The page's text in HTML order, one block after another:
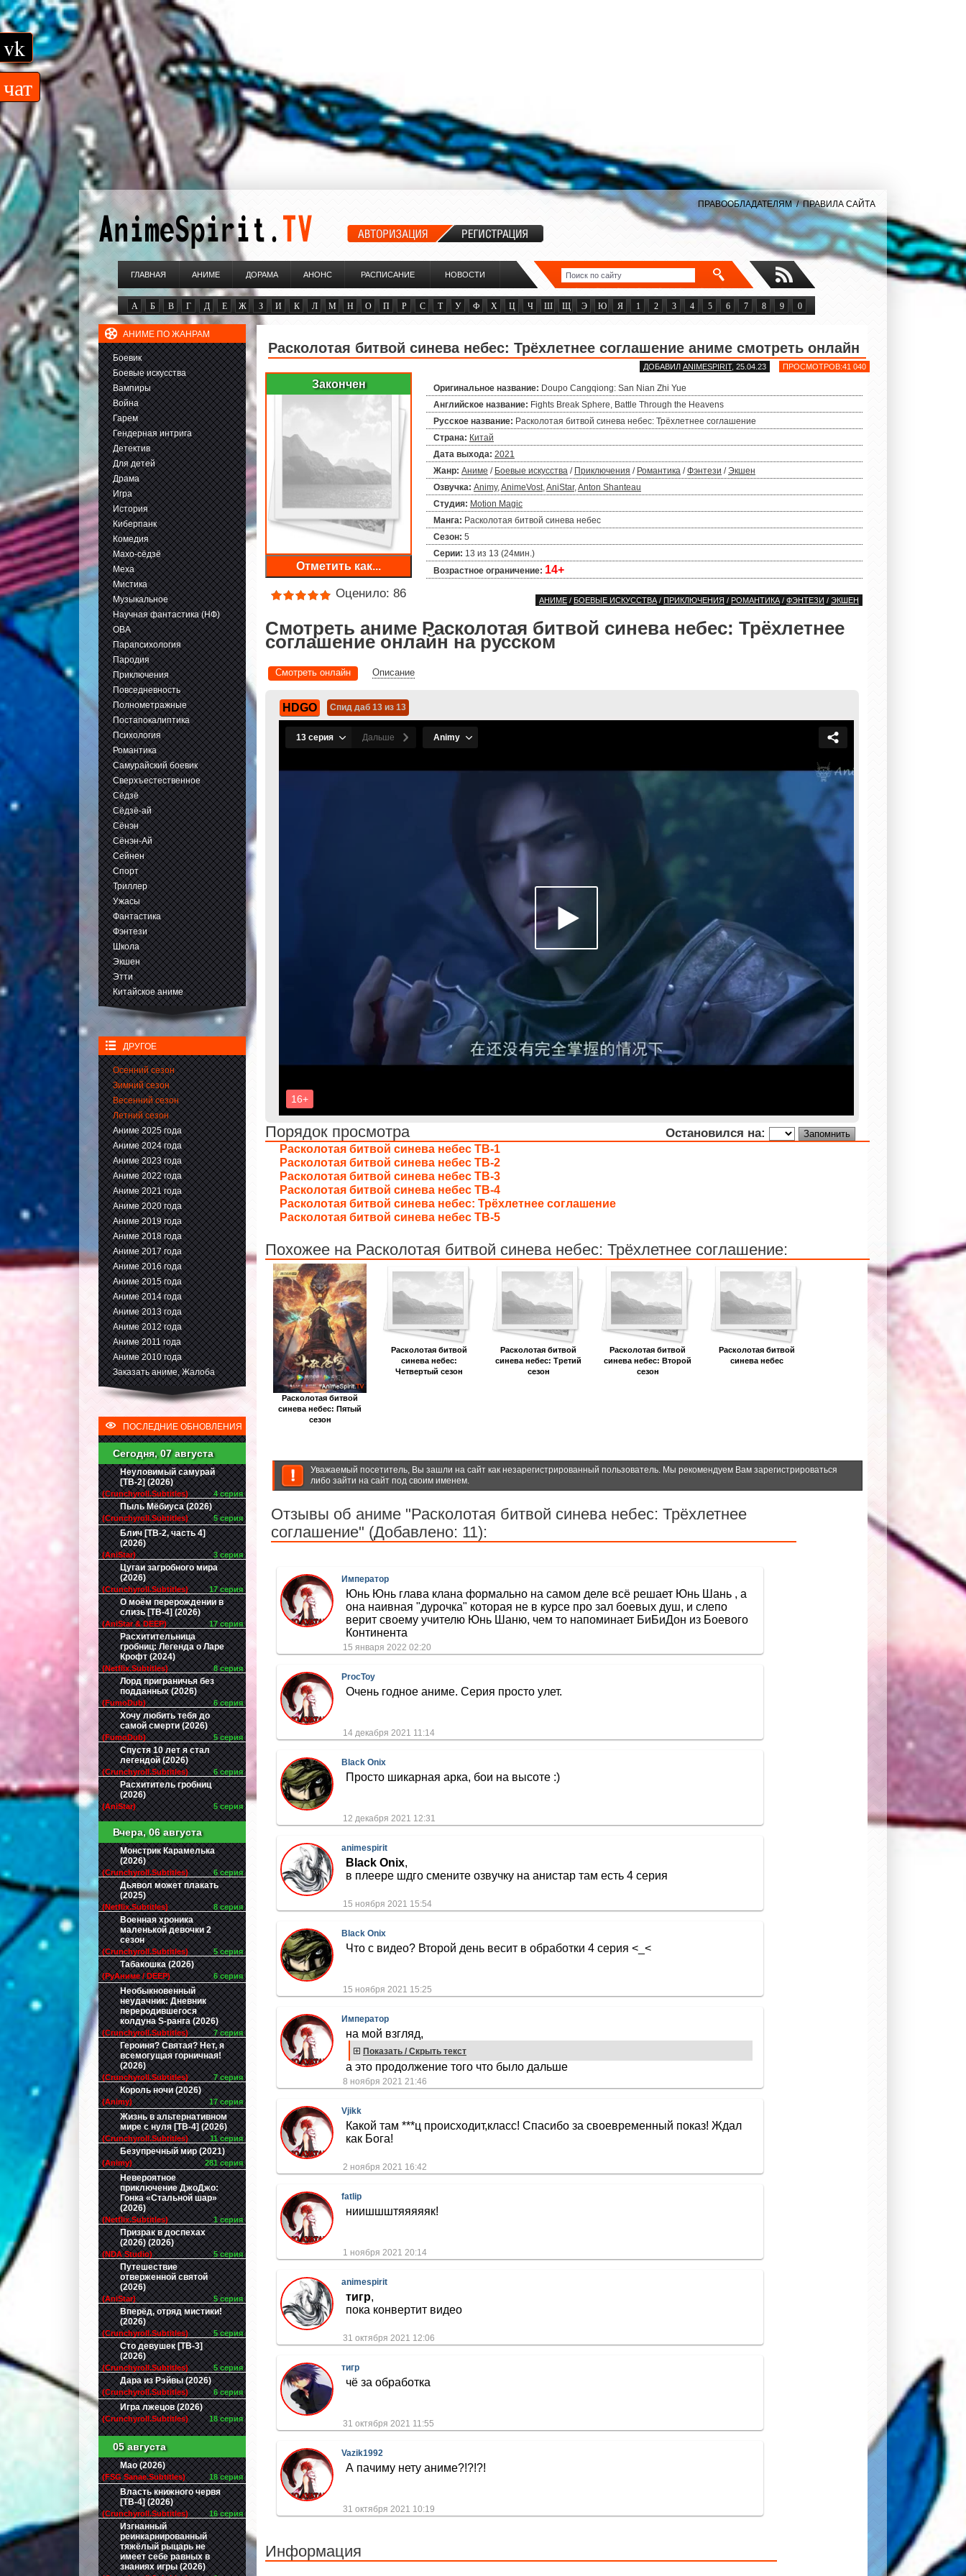
ПРАВООБЛАДАТЕЛЯМ/ПРАВИЛА САЙТА
ГЛАВНАЯ АНИМЕ ДОРАМА АНОНС РАСПИСАНИЕ НОВОСТИ
А Б В Г Д Е Ж З И К Л М Н О П Р С Т У Ф Х Ц Ч Ш Щ Э Ю Я 1 2 3 4 5 6 7 8 9 0
АНИМЕ ПО ЖАНРАМ
Боевик
Боевые искусства
Вампиры
Война
Гарем
Гендерная интрига
Детектив
Для детей
Драма
Игра
История
Киберпанк
Комедия
Махо-сёдзё
Меха
Мистика
Музыкальное
Научная фантастика (НФ)
ОВА
Парапсихология
Пародия
Приключения
Повседневность
Полнометражные
Постапокалиптика
Психология
Романтика
Самурайский боевик
Сверхъестественное
Сёдзё
Сёдзё-ай
Сёнэн
Сёнэн-Ай
Сейнен
Спорт
Триллер
Ужасы
Фантастика
Фэнтези
Школа
Экшен
Этти
Китайское аниме
ДРУГОЕ
Осенний сезон
Зимний сезон
Весенний сезон
Летний сезон
Аниме 2025 года
Аниме 2024 года
Аниме 2023 года
Аниме 2022 года
Аниме 2021 года
Аниме 2020 года
Аниме 2019 года
Аниме 2018 года
Аниме 2017 года
Аниме 2016 года
Аниме 2015 года
Аниме 2014 года
Аниме 2013 года
Аниме 2012 года
Аниме 2011 года
Аниме 2010 года
Заказать аниме, Жалоба
ПОСЛЕДНИЕ ОБНОВЛЕНИЯ
Сегодня, 07 августа
Неуловимый самурай
[ТВ-2] (2026)
(Crunchyroll.Subtitles) 4 серия
Пыль Мёбиуса (2026)
(Crunchyroll.Subtitles) 5 серия
Блич [ТВ-2, часть 4]
(2026)
(AniStar) 3 серия
Цугаи загробного мира
(2026)
(Crunchyroll.Subtitles) 17 серия
О моём перерождении в
слизь [ТВ-4] (2026)
(AniStar & DEEP) 17 серия
Расхитительница
гробниц: Легенда о Ларе
Крофт (2024)
(Netflix.Subtitles) 8 серия
Лорд приграничья без
подданных (2026)
(FumoDub) 6 серия
Хочу любить тебя до
самой смерти (2026)
(FumoDub) 5 серия
Спустя 10 лет я стал
легендой (2026)
(Crunchyroll.Subtitles) 6 серия
Расхититель гробниц
(2026)
(AniStar) 5 серия
Вчера, 06 августа
Монстрик Карамелька
(2026)
(Crunchyroll.Subtitles) 6 серия
Дьявол может плакать
(2025)
(Netflix.Subtitles) 8 серия
Военная хроника
маленькой девочки 2
сезон
(Crunchyroll.Subtitles) 5 серия
Табакошка (2026)
(РуАниме / DEEP) 6 серия
Необыкновенный
неудачник: Дневник
переродившегося
колдуна S-ранга (2026)
(Crunchyroll.Subtitles) 7 серия
Героиня? Святая? Нет, я
всемогущая горничная!
(2026)
(Crunchyroll.Subtitles) 7 серия
Король ночи (2026)
(Animy) 17 серия
Жизнь в альтернативном
мире с нуля [ТВ-4] (2026)
(Crunchyroll.Subtitles) 11 серия
Безупречный мир (2021)
(Animy) 281 серия
Невероятное
приключение ДжоДжо:
Гонка «Стальной шар»
(2026)
(Netflix.Subtitles) 1 серия
Призрак в доспехах
(2026) (2026)
(NDA Studio) 5 серия
Путешествие
отверженной святой
(2026)
(AniStar) 5 серия
Вперёд, отряд мистики!
(2026)
(Crunchyroll.Subtitles) 5 серия
Сто девушек [ТВ-3]
(2026)
(Crunchyroll.Subtitles) 5 серия
Дара из Рэйвы (2026)
(Crunchyroll.Subtitles) 6 серия
Игра лжецов (2026)
(Crunchyroll.Subtitles) 18 серия
05 августа
Мао (2026)
(FSG Sanae.Subtitles) 18 серия
Власть книжного червя
[ТВ-4] (2026)
(Crunchyroll.Subtitles) 16 серия
Изгнанный
реинкарнированный
тяжёлый рыцарь не
имеет себе равных в
знаниях игры (2026)
Расколотая битвой синева небес: Трёхлетнее соглашение аниме смотреть онлайн
ДОБАВИЛ ANIMESPIRIT, 25.04.23 ПРОСМОТРОВ:41 040
Оригинальное название: Doupo Cangqiong: San Nian Zhi Yue
Английское название: Fights Break Sphere, Battle Through the Heavens
Русское название: Расколотая битвой синева небес: Трёхлетнее соглашение
Страна: Китай
Дата выхода: 2021
Жанр: Аниме / Боевые искусства / Приключения / Романтика /Фэнтези /Экшен
Озвучка: Animy,AnimeVost,AniStar,Anton Shanteau
Студия: Motion Magic
Манга: Расколотая битвой синева небес
Сезон: 5
Серии: 13 из 13 (24мин.)
Возрастное ограничение: 14+
АНИМЕ / БОЕВЫЕ ИСКУССТВА / ПРИКЛЮЧЕНИЯ / РОМАНТИКА / ФЭНТЕЗИ / ЭКШЕН
Закончен
Отметить как...
Оценило: 86
Смотреть аниме Расколотая битвой синева небес: Трёхлетнее
соглашение онлайн на русском
Смотреть онлайн Описание
HDGO Спид даб 13 из 13
Остановился на:
Порядок просмотра
Расколотая битвой синева небес ТВ-1
Расколотая битвой синева небес ТВ-2
Расколотая битвой синева небес ТВ-3
Расколотая битвой синева небес ТВ-4
Расколотая битвой синева небес: Трёхлетнее соглашение
Расколотая битвой синева небес ТВ-5
Похожее на Расколотая битвой синева небес: Трёхлетнее соглашение:
Расколотая битвой
синева небес: Пятый
сезон
Расколотая битвой
синева небес:
Четвертый сезон
Расколотая битвой
синева небес: Третий
сезон
Расколотая битвой
синева небес: Второй
сезон
Расколотая битвой
синева небес
Уважаемый посетитель, Вы зашли на сайт как незарегистрированный пользователь. Мы рекомендуем Вам зарегистрироваться
либо зайти на сайт под своим именем.
Отзывы об аниме "Расколотая битвой синева небес: Трёхлетнее
соглашение" (Добавлено: 11):
Император
Юнь Юнь глава клана формально на самом деле всё решает Юнь Шань , а
она наивная "дурочка" которая не в курсе про зал боевых душ, и слепо
верит своему учителю Юнь Шаню, чем то напоминает БиБиДон из Боевого
Континента
15 января 2022 02:20
ProcToy
Очень годное аниме. Серия просто улет.
14 декабря 2021 11:14
Black Onix
Просто шикарная арка, бои на высоте :)
12 декабря 2021 12:31
animespirit
Black Onix,
в плеере шдго смените озвучку на анистар там есть 4 серия
15 ноября 2021 15:54
Black Onix
Что с видео? Второй день весит в обработки 4 серия <_<
15 ноября 2021 15:25
Император
на мой взгляд,
Показать / Скрыть текст
а это продолжение того что было дальше
8 ноября 2021 21:46
Vjikk
Какой там ***ц происходит,класс! Спасибо за своевременный показ! Ждал
как Бога!
2 ноября 2021 16:42
fatlip
ниишшштяяяяяк!
1 ноября 2021 20:14
animespirit
тигр,
пока конвертит видео
31 октября 2021 12:06
тигр
чё за обработка
31 октября 2021 11:55
Vazik1992
А пачиму нету аниме?!?!?!
31 октября 2021 10:19
Информация
чат
vk